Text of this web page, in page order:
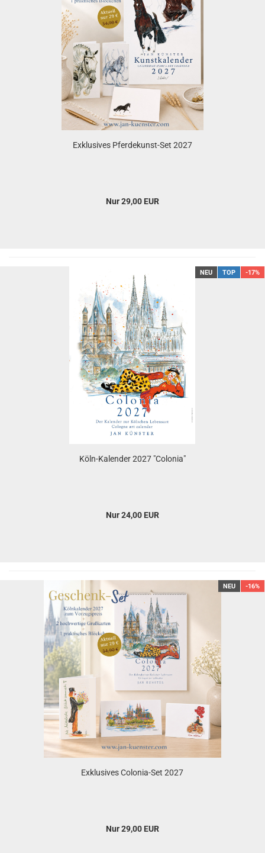
Exklusives Pferdekunst-Set 2027
Nur 29,00 EUR
NEU TOP -17%
Köln-Kalender 2027 "Colonia"
Nur 24,00 EUR
NEU -16%
Exklusives Colonia-Set 2027
Nur 29,00 EUR